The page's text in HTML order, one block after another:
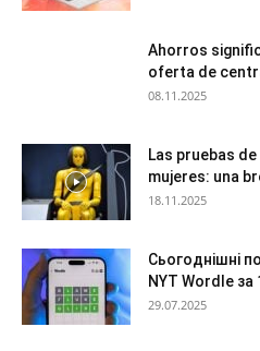
Ahorros
oferta de
08.11.2025
Las pruebas
mujeres: una
18.11.2025
Сьогоднішні
NYT Wordle
29.07.2025